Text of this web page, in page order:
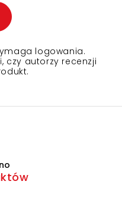
logowania.
czy autorzy recenzji